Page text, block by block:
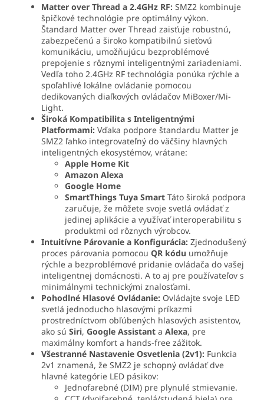
Matter over Thread a 2.4GHz RF: SMZ2 kombinuje
špičkové technológie pre optimálny výkon.
Štandard Matter over Thread zaisťuje robustnú,
zabezpečenú a široko kompatibilnú sieťovú
komunikáciu, umožňujúcu bezproblémové
prepojenie s rôznymi inteligentnými zariadeniami.
Vedľa toho 2.4GHz RF technológia ponúka rýchle a
spoľahlivé lokálne ovládanie pomocou
dedikovaných diaľkových ovládačov MiBoxer/Mi-
Light.
Široká Kompatibilita s Inteligentnými
Platformami: Vďaka podpore štandardu Matter je
SMZ2 ľahko integrovateľný do väčšiny hlavných
inteligentných ekosystémov, vrátane:
Apple Home Kit
Amazon Alexa
Google Home
SmartThings Tuya Smart Táto široká podpora
zaručuje, že môžete svoje svetlá ovládať z
jedinej aplikácie a využívať interoperabilitu s
produktmi od rôznych výrobcov.
Intuitívne Párovanie a Konfigurácia: Zjednodušený
proces párovania pomocou QR kódu umožňuje
rýchle a bezproblémové pridanie ovládača do vašej
inteligentnej domácnosti. A to aj pre používateľov s
minimálnymi technickými znalosťami.
Pohodlné Hlasové Ovládanie: Ovládajte svoje LED
svetlá jednoducho hlasovými príkazmi
prostredníctvom obľúbených hlasových asistentov,
ako sú Siri, Google Assistant a Alexa, pre
maximálny komfort a hands-free zážitok.
Všestranné Nastavenie Osvetlenia (2v1): Funkcia
2v1 znamená, že SMZ2 je schopný ovládať dve
hlavné kategórie LED pásikov:
Jednofarebné (DIM) pre plynulé stmievanie.